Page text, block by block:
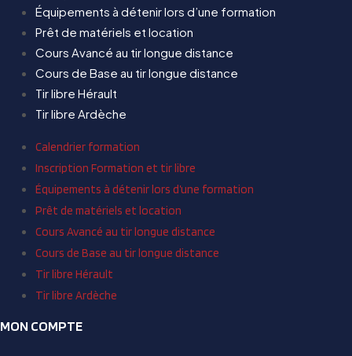
Équipements à détenir lors d’une formation
Prêt de matériels et location
Cours Avancé au tir longue distance
Cours de Base au tir longue distance
Tir libre Hérault
Tir libre Ardèche
Calendrier formation
Inscription Formation et tir libre
Équipements à détenir lors d’une formation
Prêt de matériels et location
Cours Avancé au tir longue distance
Cours de Base au tir longue distance
Tir libre Hérault
Tir libre Ardèche
MON COMPTE